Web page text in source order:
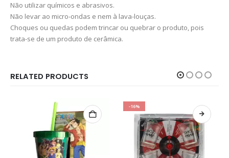
Não utilizar químicos e abrasivos.
Não levar ao micro-ondas e nem à lava-louças.
Choques ou quedas podem trincar ou quebrar o produto, pois
trata-se de um produto de cerâmica.
RELATED PRODUCTS
-16%